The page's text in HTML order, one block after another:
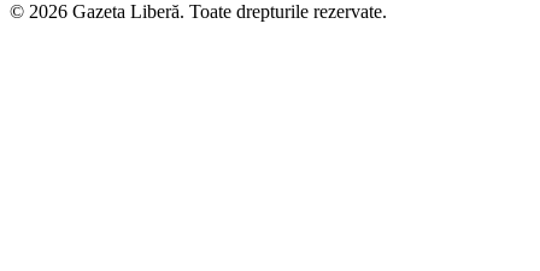
© 2026 Gazeta Liberă. Toate drepturile rezervate.